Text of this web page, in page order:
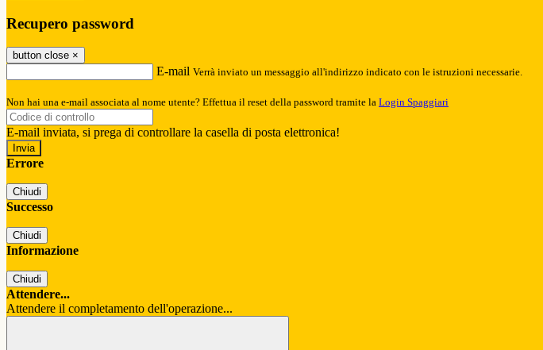
Recupero password
button close ×
E-mail Verrà inviato un messaggio all'indirizzo indicato con le istruzioni necessarie.
Non hai una e-mail associata al nome utente? Effettua il reset della password tramite la Login Spaggiari
E-mail inviata, si prega di controllare la casella di posta elettronica!
Errore
Chiudi
Successo
Chiudi
Informazione
Chiudi
Attendere...
Attendere il completamento dell'operazione...